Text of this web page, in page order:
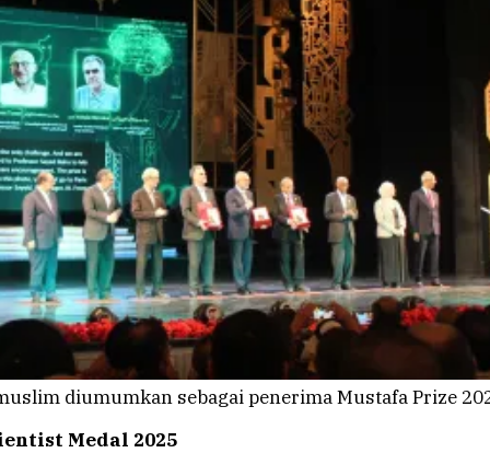
diumumkan sebagai penerima Mustafa Prize
Medal 2025